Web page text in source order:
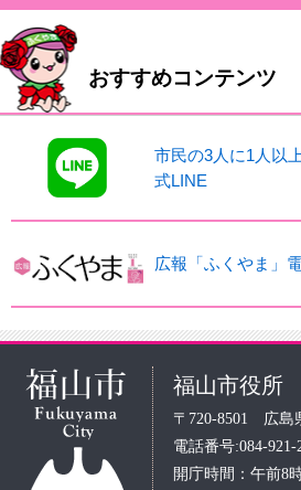
おすすめコンテンツ
市民の3人に1人以
式LINE
広報「ふくやま」
福山市役所
〒720-8501 広島
電話番号:084-921-
開庁時間：午前8